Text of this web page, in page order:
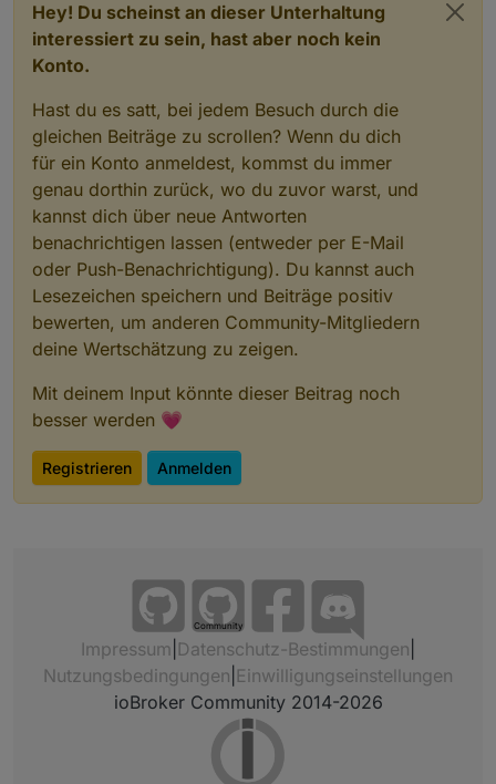
Hey! Du scheinst an dieser Unterhaltung
interessiert zu sein, hast aber noch kein
Konto.
Hast du es satt, bei jedem Besuch durch die
gleichen Beiträge zu scrollen? Wenn du dich
für ein Konto anmeldest, kommst du immer
genau dorthin zurück, wo du zuvor warst, und
kannst dich über neue Antworten
benachrichtigen lassen (entweder per E-Mail
oder Push-Benachrichtigung). Du kannst auch
Lesezeichen speichern und Beiträge positiv
bewerten, um anderen Community-Mitgliedern
deine Wertschätzung zu zeigen.
Mit deinem Input könnte dieser Beitrag noch
besser werden 💗
Registrieren Anmelden
Community
Impressum Datenschutz-Bestimmungen
Nutzungsbedingungen Einwilligungseinstellungen
ioBroker Community 2014-2026